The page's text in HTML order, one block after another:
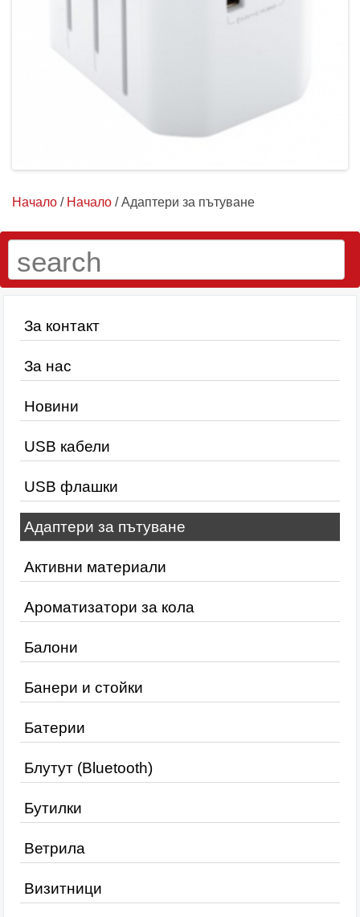
Начало / Начало / Адаптери за пътуване
За контакт
За нас
Новини
USB кабели
USB флашки
Адаптери за пътуване
Активни материали
Ароматизатори за кола
Балони
Банери и стойки
Батерии
Блутут (Bluetooth)
Бутилки
Ветрила
Визитници